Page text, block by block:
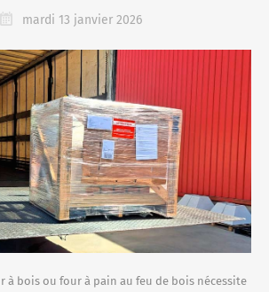
mardi 13 janvier 2026
à bois ou four à pain au feu de bois nécessite